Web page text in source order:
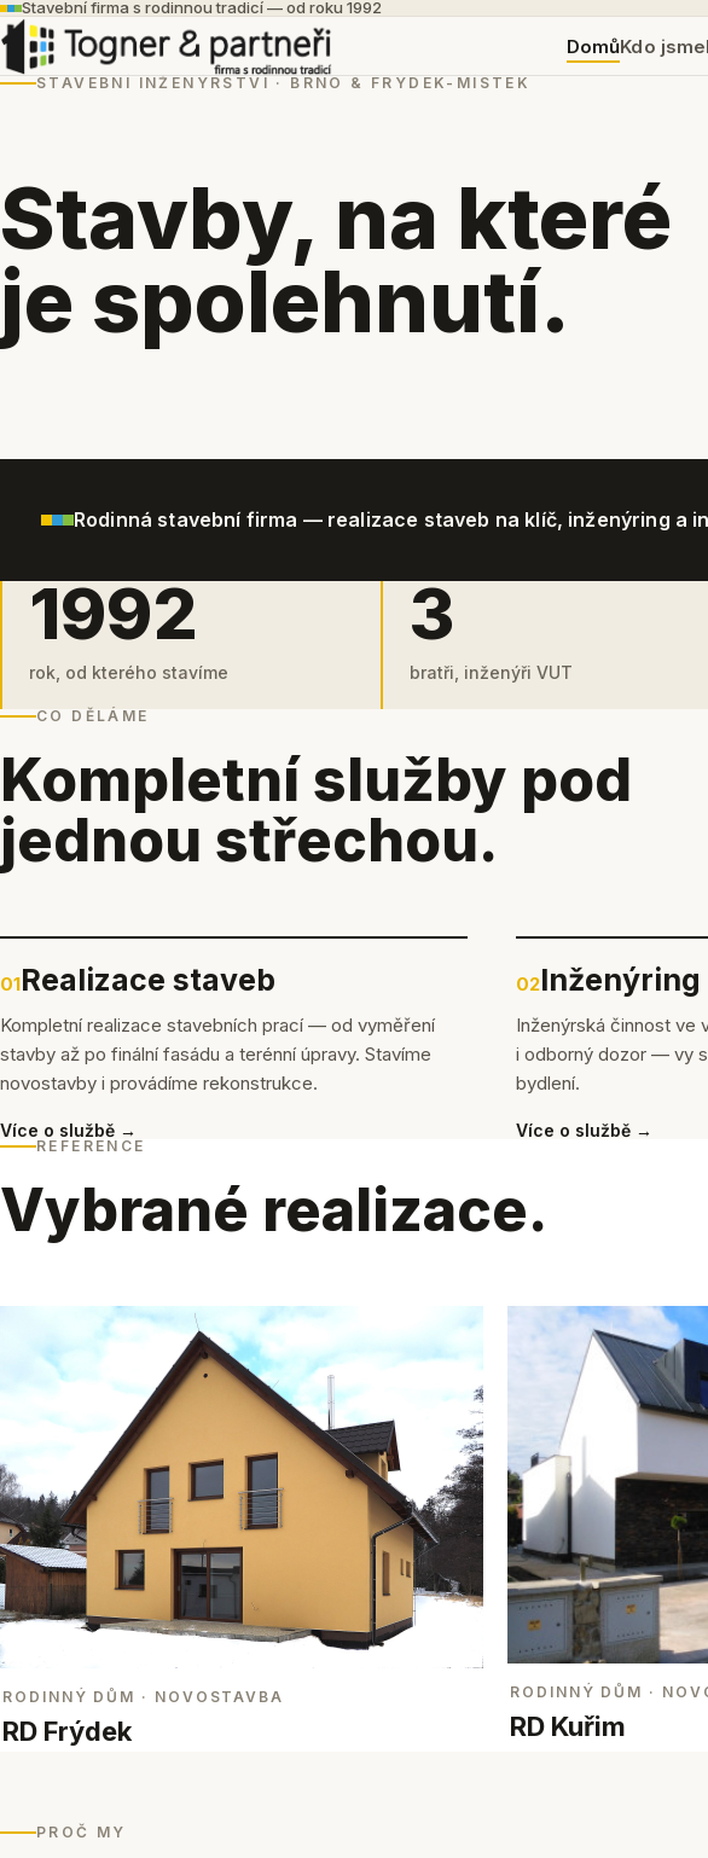
Stavební firma s rodinnou tradicí — od roku 1992
DomůKdo jsme
STAVEBNÍ INŽENÝRSTVÍ · BRNO & FRÝDEK-MÍSTEK
Stavby, na které
je spolehnutí.
Rodinná stavební firma — realizace staveb na klíč, inženýring a
1992
rok, od kterého stavíme
3
bratři, inženýři VUT
CO DĚLÁME
Kompletní služby pod
jednou střechou.
01Realizace staveb
Kompletní realizace stavebních prací — od vyměření
stavby až po finální fasádu a terénní úpravy. Stavíme
novostavby i provádíme rekonstrukce.
Více o službě →
02Inženýring
Inženýrská činnost ve
i odborný dozor — vy
bydlení.
Více o službě →
REFERENCE
Vybrané realizace.
RODINNÝ DŮM · NOVOSTAVBA
RD Frýdek
RODINNÝ DŮM ·
RD Kuřim
PROČ MY